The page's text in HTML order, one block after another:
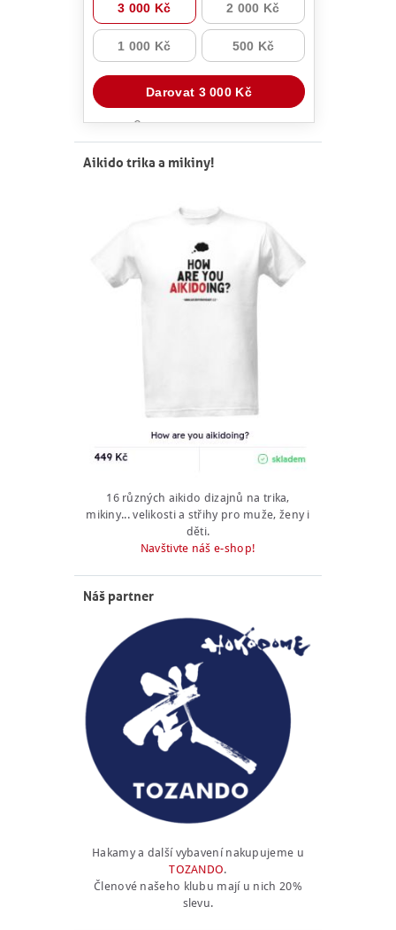
Aikido trika a mikiny!
16 různých aikido dizajnů na trika,
mikiny... velikosti a střihy pro muže, ženy i
děti.
Navštivte náš e-shop!
Náš partner
Hakamy a další vybavení nakupujeme u
TOZANDO.
Členové našeho klubu mají u nich 20%
slevu.